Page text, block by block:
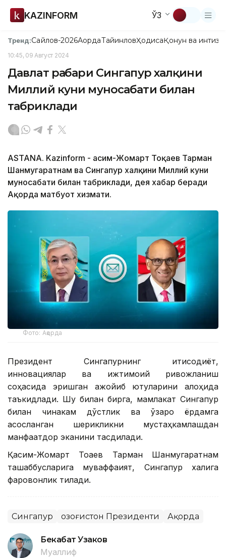
KAZINFORM ЎЗ
Тренд:Сайлов-2026АқордаТайинловҲодисаҚонун ва
10:45, 09 Август 2024
Давлат раҳбари Сингапур халқини
Миллий куни муносабати билан
табриклади
ASTANА. Kazinform - Қасим-Жомарт Тоқаев Тарман
Шанмугаратнам ва Сингапур халқини Миллий куни
муносабати билан табриклади, дея хабар беради
Ақорда матбуот хизмати.
Фото: Ақорда
Президент Сингапурнинг иқтисодиёт,
инновациялар ва ижтимоий ривожланиш
соҳасида эришган ажойиб ютуқларини алоҳида
таъкидлади. Шу билан бирга, мамлакат Сингапур
билан чинакам дўстлик ва ўзаро ёрдамга
асосланган шерикликни мустаҳкамлашдан
манфаатдор эканини тасдиқлади.
Қасим-Жомарт Тоқаев Тарман Шанмугаратнам
ташаббусларига муваффақият, Сингапур халқига
фаровонлик тилади.
Сингапур Қозоғистон Президенти Ақорда
Бекабат Узаков
Муаллиф